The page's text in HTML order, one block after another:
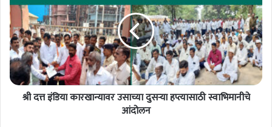
त्त
इं
डि
या
का
र
खा
श्री दत्त इंडिया कारखान्यावर उसाच्या दुसर्‍या हप्त्यासाठी स्वाभिमानीचे
आंदोलन